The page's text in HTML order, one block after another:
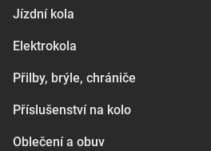
Jízdní kola
Elektrokola
Přilby, brýle, chrániče
Příslušenství na kolo
Oblečení a obuv